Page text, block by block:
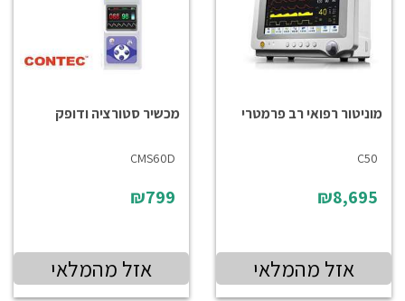
מוניטור רפואי רב פרמטרי
C50
₪8,695
אזל מהמלאי
מכשיר סטורציה ודופק
CMS60D
₪799
אזל מהמלאי